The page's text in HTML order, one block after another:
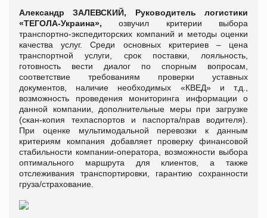
Александр ЗАЛЕВСКИЙ, Руководитель логистики
«ТЕГОЛА-Украина»,озвучил критерии выбора
транспортно-экспедиторских компаний и методы оценки
качества услуг. Среди основных критериев – цена
транспортной услуги, срок поставки, лояльность,
готовность вести диалог по спорным вопросам,
соответствие требованиям проверки уставных
документов, наличие необходимых «КВЕД» и т.д.,
возможность проведения мониторинга информации о
данной компании, дополнительные меры при загрузке
(скан-копия техпаспортов и паспорта/прав водителя).
При оценке мультимодальной перевозки к данным
критериям компания добавляет проверку финансовой
стабильности компании-оператора, возможности выбора
оптимального маршрута для клиентов, а также
отслеживания транспортировки, гарантию сохранности
груза/страхование.